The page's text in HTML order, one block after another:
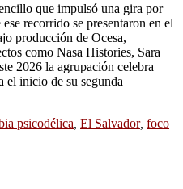
que impulsó una gira por
recorrido se presentaron en el
producción de Ocesa,
como Nasa Histories, Sara
2026 la agrupación celebra
el inicio de su segunda
psicodélica El Salvador, foco